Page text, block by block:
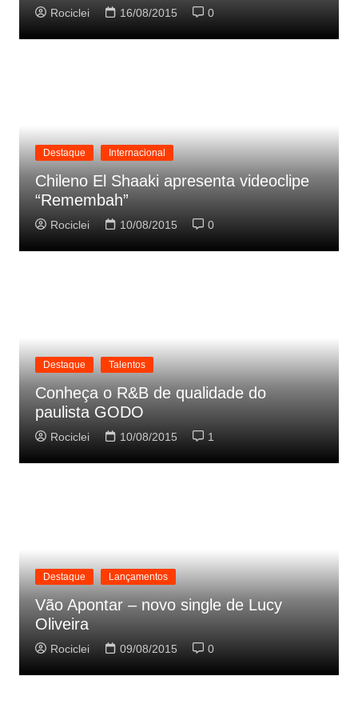
Rociclei 16/08/2015 0
Destaque Internacional
Chileno El Shaaki apresenta videoclipe
“Remembah”
Rociclei 10/08/2015 0
Destaque Talentos
Conheça o R&B de qualidade do
paulista GODO
Rociclei 10/08/2015 1
Destaque Lançamentos
Vão Apontar – novo single de Lucy
Oliveira
Rociclei 09/08/2015 0